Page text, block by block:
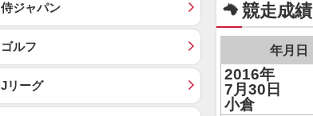
競走成績
年月日
2016年
7月30日
小倉
侍ジャパン
ゴルフ
Jリーグ